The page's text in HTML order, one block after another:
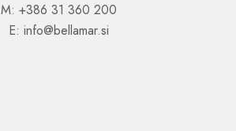
M: +386 31 360 200
E: info@bellamar.si